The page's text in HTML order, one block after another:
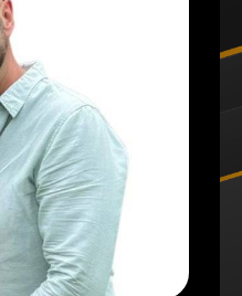
Primaire Publique
restaurants et
A64 à 2 km.